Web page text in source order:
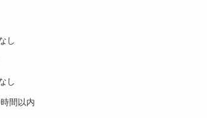
数扱っており、転職だけでなく、第二新卒から50
る方は、ぜひ興味のある職種に応募してみてくださ
し
し
間以内